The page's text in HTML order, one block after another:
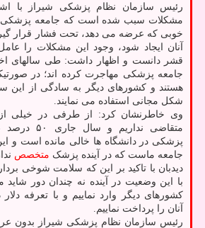
رئیس سازمان نظام پزشکی شیراز با
مشکلات سبب شده است که جامعه پزشکی
خوبی که عرضه می دهد، تحت فشار قرار
آنان ایجاد شود، وجود این مشکلات را
جامعه پزشکی مهاجرت کرده اند؛ در
هستند و کشورهای دیگر به سادگی از این
شکل مجانی استفاده می نمایند.
وی خاطرنشان کرد: از طرفی در خیلی
متقاضی
پزشکی در دانشگاه ها خالی مانده است و
جامعه ماست که در آینده پزشک متخصص
دیدبان با تاکید بر این که سلامت شوخی
با این وضعیت در آینده نه چندان دور شاید
کشورهای دیگر وارد نماییم و با تعرفه
آنان را پرداخت نماییم.
رئیس سازمان نظام پزشکی شیراز بدون